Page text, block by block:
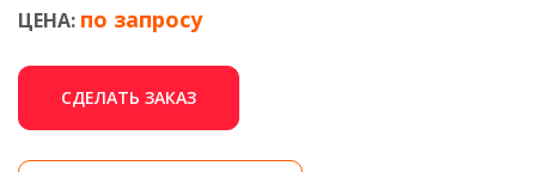
ЦЕНА: по запросу
СДЕЛАТЬ ЗАКАЗ